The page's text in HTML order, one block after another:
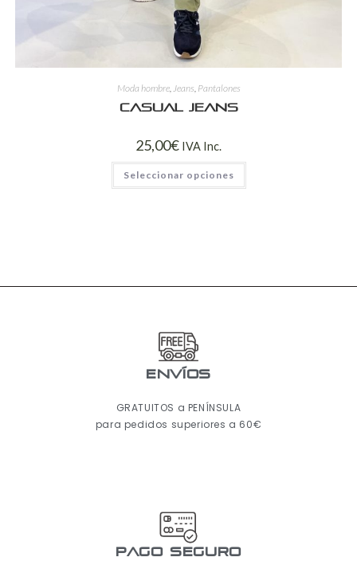
Moda hombre, Jeans Pantalones
Casual jeans
25,00€ IVA Inc.
Seleccionar opciones
ENVÍOS
GRATUITOS a PENÍNSULA
para pedidos superiores a 60€
pago seguro